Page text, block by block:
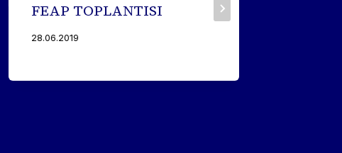
FEAP TOPLANTISI
28.06.2019